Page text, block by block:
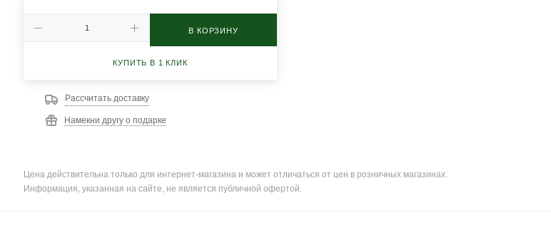
В КОРЗИНУ
КУПИТЬ В 1 КЛИК
Рассчитать доставку
Намекни другу о подарке
Цена действительна только для интернет-магазина и может отличаться от цен в розничных магазинах.
Информация, указанная на сайте, не является публичной офертой.